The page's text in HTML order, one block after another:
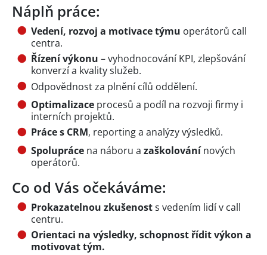
Náplň práce:
Vedení, rozvoj a motivace týmu operátorů call
centra.
Řízení výkonu – vyhodnocování KPI, zlepšování
konverzí a kvality služeb.
Odpovědnost za plnění cílů oddělení.
Optimalizace procesů a podíl na rozvoji firmy i
interních projektů.
Práce s CRM, reporting a analýzy výsledků.
Spolupráce na náboru a zaškolovánínových
operátorů.
Co od Vás očekáváme:
Prokazatelnou zkušenosts vedením lidí v call
centru.
Orientaci na výsledky, schopnost řídit výkon a
motivovat tým.